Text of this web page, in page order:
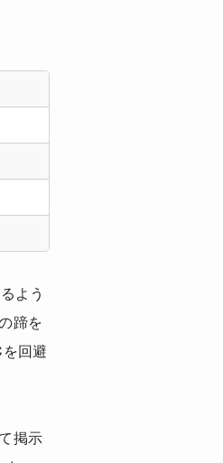
よう
蹄を
回避
掲示